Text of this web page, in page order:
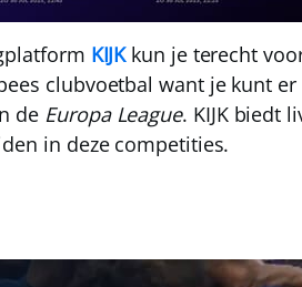
KIJKkun je terecht
clubvoetbal want je kunt
de Europa League. KIJK biedt
in deze competities.